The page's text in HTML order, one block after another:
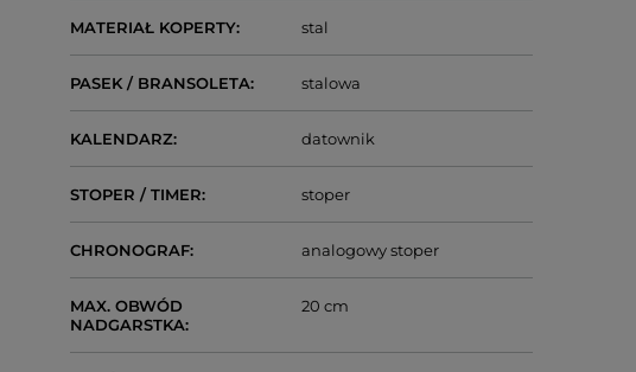
MATERIAŁ KOPERTY stal
PASEK / BRANSOLETA stalowa
KALENDARZ datownik
STOPER / TIMER stoper
CHRONOGRAF analogowy stoper
MAX. OBWÓD
NADGARSTKA
20 cm